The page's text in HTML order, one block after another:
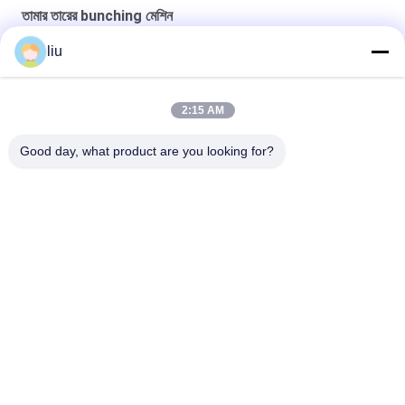
তামার তারের bunching মেশিন
অতি সূক্ষ্ম পরিবাহীর উচ্চ গতিতে স্ট্র্যান্ডিংয়ের জন্য কপার ওয়্যার বান্চিং মেশিন স্বয়ংক্রিয়
মডেল FC 250B
ফুচুয়ান ৮০০ উচ্চ গতি সম্পন্ন তামার তারের ডাবল টোয়েস্টিং স্ট্র্যান্ডিং বাঞ্চিং মেশিন
ফুচান এফসি-৮০০ অটো হাই-স্পিড কপার ওয়্যার ক্যাবল বুনচিং ডাবল টুইস্টিং মেশিন
liu
2:15 AM
Good day, what product are you looking for?